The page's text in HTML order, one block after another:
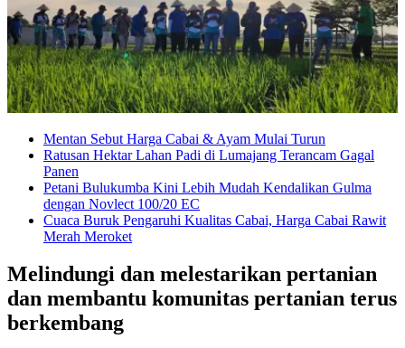
Mentan Sebut Harga Cabai & Ayam Mulai Turun
Ratusan Hektar Lahan Padi di Lumajang Terancam Gagal
Panen
Petani Bulukumba Kini Lebih Mudah Kendalikan Gulma
dengan Novlect 100/20 EC
Cuaca Buruk Pengaruhi Kualitas Cabai, Harga Cabai Rawit
Merah Meroket
Melindungi dan melestarikan pertanian
dan membantu komunitas pertanian terus
berkembang